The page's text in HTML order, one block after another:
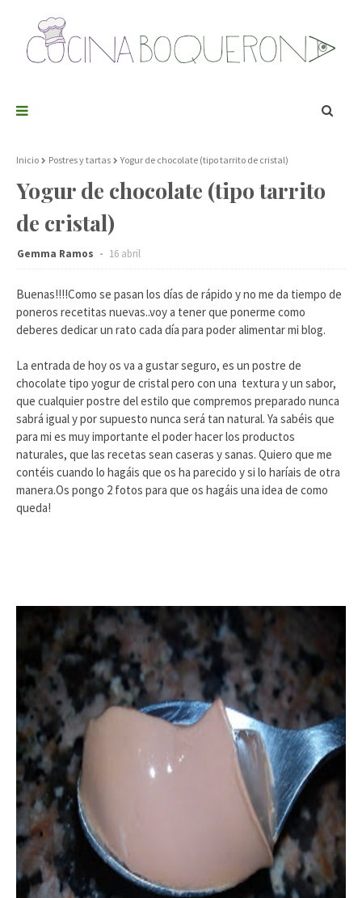
Inicio Postres y tartas Yogur de chocolate (tipo tarrito de cristal)
Yogur de chocolate (tipo tarrito
de cristal)
Gemma Ramos 16 abril
Buenas!!!!Como se pasan los días de rápido y no me da tiempo de
poneros recetitas nuevas..voy a tener que ponerme como
deberes dedicar un rato cada día para poder alimentar mi blog.
La entrada de hoy os va a gustar seguro, es un postre de
chocolate tipo yogur de cristal pero con una textura y un sabor,
que cualquier postre del estilo que compremos preparado nunca
sabrá igual y por supuesto nunca será tan natural. Ya sabéis que
para mi es muy importante el poder hacer los productos
naturales, que las recetas sean caseras y sanas. Quiero que me
contéis cuando lo hagáis que os ha parecido y si lo haríais de otra
manera.Os pongo 2 fotos para que os hagáis una idea de como
queda!